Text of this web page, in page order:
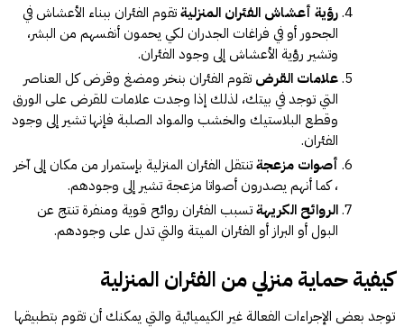
رؤية أعشاش الفئران المنزليةتقوم الفئران ببناء الأعشاش في
الجحور أو في فراغات الجدران لكي يحمون أنفسهم من البشر،
وتشير رؤية الأعشاش إلى وجود الفئران.
علامات القرض تقوم الفئران بنخر ومضغ وقرض كل العناصر
التي توجد في بيتك، لذلك إذا وجدت علامات للقرض على الورق
وقطع البلاستيك والخشب والمواد الصلبة فإنها تشير إلى وجود
الفئران.
أصوات مزعجةتنتقل الفئران المنزلية بإستمرار من مكان إلى آخر
، كما أنهم يصدرون أصواتا مزعجة تشير إلى وجودهم.
الروائح الكريهةتسبب الفئران روائح قوية ومنفرة تنتج عن
البول أو البراز أو الفئران الميتة والتي تدل على وجودهم.
كيفية حماية منزلي من الفئران المنزلية
توجد بعض الإجراءات الفعالة غير الكيميائية والتي يمكنك أن تقوم بتطبيقها